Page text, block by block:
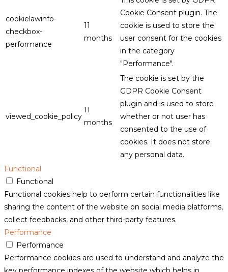
cookielawinfo-
checkbox-
performance
11
months
Cookie Consent plugin. The
cookie is used to store the
user consent for the cookies
in the category
"Performance".
viewed_cookie_policy
11
months
The cookie is set by the
GDPR Cookie Consent
plugin and is used to store
whether or not user has
consented to the use of
cookies. It does not store
any personal data.
Functional
Functional
Functional cookies help to perform certain functionalities like
sharing the content of the website on social media platforms,
collect feedbacks, and other third-party features.
Performance
Performance
Performance cookies are used to understand and analyze the